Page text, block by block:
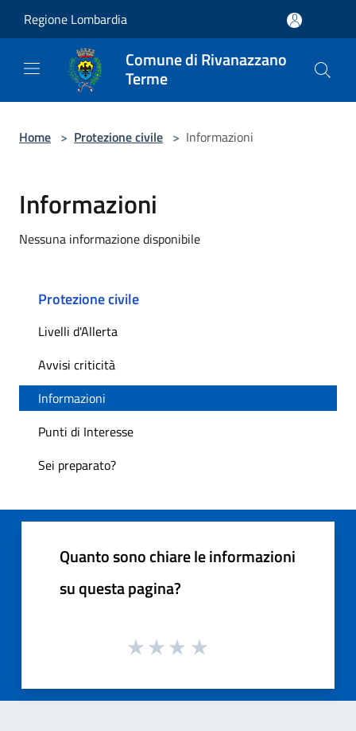
Regione Lombardia
Comune di Rivanazzano
Terme
Home > Protezione civile > Informazioni
Informazioni
Nessuna informazione disponibile
Protezione civile
Livelli d'Allerta
Avvisi criticità
Informazioni
Punti di Interesse
Sei preparato?
Quanto sono chiare le informazioni
su questa pagina?